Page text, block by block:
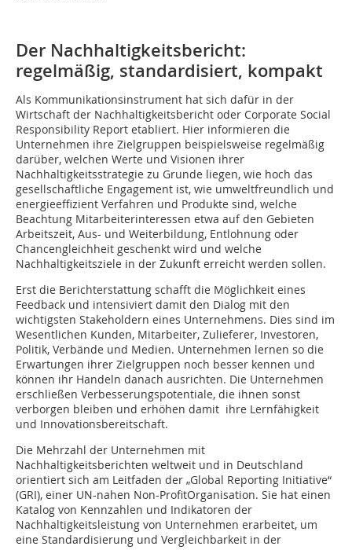
Der Nachhaltigkeitsbericht:
regelmäßig, standardisiert, kompakt
Als Kommunikationsinstrument hat sich dafür in der
Wirtschaft der Nachhaltigkeitsbericht oder Corporate Social
Responsibility Report etabliert. Hier ­informieren die
Unternehmen ihre Zielgruppen beispielsweise regelmäßig
darüber, welchen Werte und Visionen ihrer
Nachhaltigkeitsstrategie zu Grunde liegen, wie hoch das
gesellschaftliche Engagement ist, wie umweltfreundlich und
energieeffizient Verfahren und Produkte sind, welche
Beachtung Mitarbeiterinteressen etwa auf den Gebieten
Arbeitszeit, Aus- und Weiterbildung, Entlohnung oder
Chancengleichheit geschenkt wird und welche
Nachhaltigkeitsziele in der Zukunft erreicht werden sollen.
Erst die Berichterstattung schafft die Möglichkeit eines
Feedback und intensiviert damit den Dialog mit den
wichtigsten Stakeholdern eines Unternehmens. Dies sind im
Wesentlichen Kunden, Mitarbeiter, Zulieferer, Investoren,
Po­litik, Verbände und Medien. Unternehmen lernen so die
Erwartungen ihrer Zielgruppen noch besser kennen und
können ihr Handeln danach ausrichten. Die Unternehmen
erschließen Verbesserungspotentiale, die ihnen sonst
verborgen bleiben und erhöhen damit ihre Lern­fähigkeit
und Innovationsbereitschaft.
Die Mehrzahl der Unternehmen mit
Nachhaltigkeitsberichten weltweit und in Deutschland
orientiert sich am Leitfaden der „Global Reporting Initiative“
(GRI), einer UN-nahen Non-ProfitOrganisation. Sie hat einen
Katalog von Kennzahlen und Indikatoren der
Nachhaltigkeitsleistung von Unternehmen erarbeitet, um
eine Standardisierung und Vergleichbarkeit in der